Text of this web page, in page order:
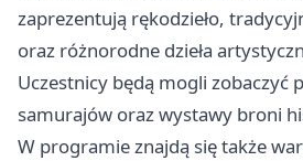
zaprezentują rękodzieło,
oraz różnorodne dzieła
Uczestnicy będą mogli zobaczyć
samurajów oraz wystawy broni
W programie znajdą się także